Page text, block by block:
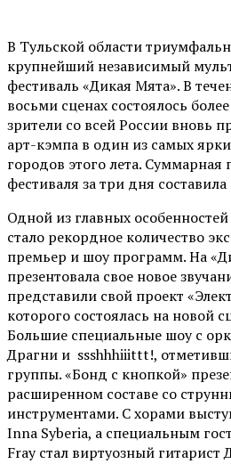
В Тульской области
крупнейший независимый
фестиваль «Дикая Мята». В
восьми сценах состоялось
зрители со всей России вновь
арт-кэмпа в один из самых
городов этого лета. Суммарная
фестиваля за три дня
Одной из главных
стало рекордное количество
премьер и шоу программ. На
презентовала свое новое
представили свой проект
которого состоялась на новой
Большие специальные шоу с
Драгни и ssshhhiiittt!,
группы. «Бонд с кнопкой»
расширенном составе со
инструментами. С хорами
Inna Syberia, а специальным
Fray стал виртуозный гитарист